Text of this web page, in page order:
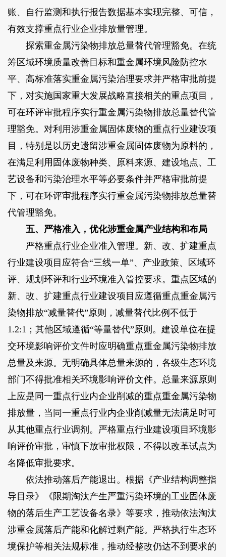
账、自行监测和执行报告数据基本实现完整、可信，
有效支撑重点行业企业排放量管理。
探索重金属污染物排放总量替代管理豁免。在统
筹区域环境质量改善目标和重金属环境风险防控水
平、高标准落实重金属污染治理要求并严格审批前提
下，对实施国家重大发展战略直接相关的重点项目，
可在环评审批程序实行重金属污染物排放总量替代管
理豁免。对利用涉重金属固体废物的重点行业建设项
目，特别是以历史遗留涉重金属固体废物为原料的，
在满足利用固体废物种类、原料来源、建设地点、工
艺设备和污染治理水平等必要条件并严格审批前提
下，可在环评审批程序实行重金属污染物排放总量替
代管理豁免。
五、严格准入，优化涉重金属产业结构和布局
严格重点行业企业准入管理。新、改、扩建重点
行业建设项目应符合“三线一单”、产业政策、区域环
评、规划环评和行业环境准入管控要求。重点区域的
新、改、扩建重点行业建设项目应遵循重点重金属污
染物排放“减量替代”原则，减量替代比例不低于
1.2:1；其他区域遵循“等量替代”原则。建设单位在提
交环境影响评价文件时应明确重点重金属污染物排放
总量及来源。无明确具体总量来源的，各级生态环境
部门不得批准相关环境影响评价文件。总量来源原则
上应是同一重点行业内企业削减的重点重金属污染物
排放量，当同一重点行业内企业削减量无法满足时可
从其他重点行业调剂。严格重点行业建设项目环境影
响评价审批，审慎下放审批权限，不得以改革试点为
名降低审批要求。
依法推动落后产能退出。根据《产业结构调整指
导目录》《限期淘汰产生严重污染环境的工业固体废
物的落后生产工艺设备名录》等要求，推动依法淘汰
涉重金属落后产能和化解过剩产能。严格执行生态环
境保护等相关法规标准，推动经整改仍达不到要求的